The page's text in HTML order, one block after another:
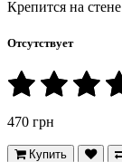
Крепится на
Отсутствует
470 грн
Купить